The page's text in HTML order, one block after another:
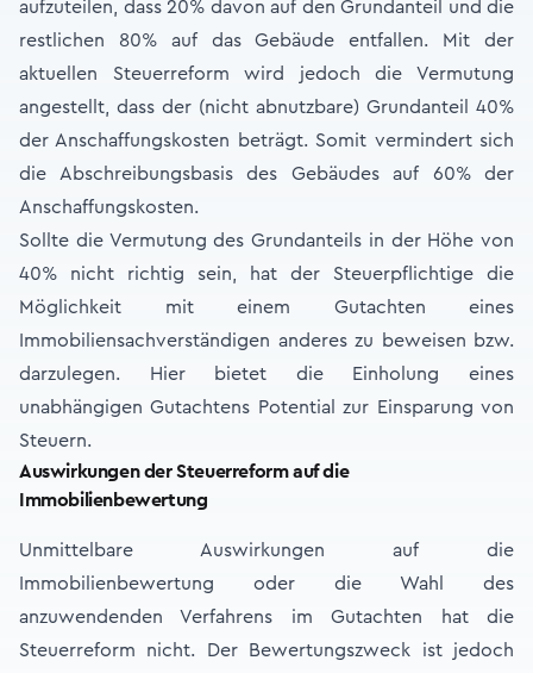
aufzuteilen, dass 20% davon auf den Grundanteil und die
restlichen 80% auf das Gebäude entfallen. Mit der
aktuellen Steuerreform wird jedoch die Vermutung
angestellt, dass der (nicht abnutzbare) Grundanteil 40%
der Anschaffungskosten beträgt. Somit vermindert sich
die Abschreibungsbasis des Gebäudes auf 60% der
Anschaffungskosten.
Sollte die Vermutung des Grundanteils in der Höhe von
40% nicht richtig sein, hat der Steuerpflichtige die
Möglichkeit mit einem Gutachten eines
Immobiliensachverständigen anderes zu beweisen bzw.
darzulegen. Hier bietet die Einholung eines
unabhängigen Gutachtens Potential zur Einsparung von
Steuern.
Auswirkungen der Steuerreform auf die
Immobilienbewertung
Unmittelbare Auswirkungen auf die
Immobilienbewertung oder die Wahl des
anzuwendenden Verfahrens im Gutachten hat die
Steuerreform nicht. Der Bewertungszweck ist jedoch